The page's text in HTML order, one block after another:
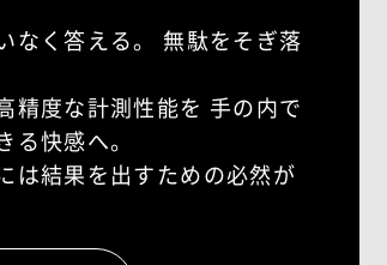
なく答える。
無駄をそぎ落
精度な計測性能を 手の内で
る快感へ。
は結果を出すための必然が